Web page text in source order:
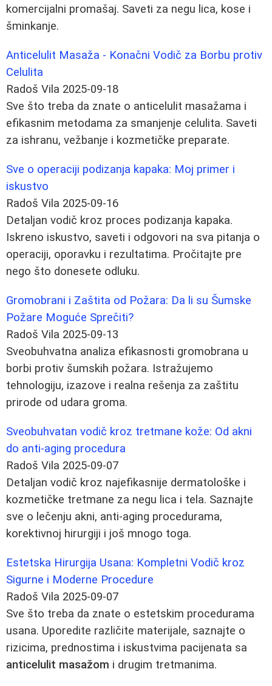
komercijalni promašaj. Saveti za negu lica, kose i
šminkanje.
Anticelulit Masaža - Konačni Vodič za Borbu protiv
Celulita
Radoš Vila 2025-09-18
Sve što treba da znate o anticelulit masažama i
efikasnim metodama za smanjenje celulita. Saveti
za ishranu, vežbanje i kozmetičke preparate.
Sve o operaciji podizanja kapaka: Moj primer i
iskustvo
Radoš Vila 2025-09-16
Detaljan vodič kroz proces podizanja kapaka.
Iskreno iskustvo, saveti i odgovori na sva pitanja o
operaciji, oporavku i rezultatima. Pročitajte pre
nego što donesete odluku.
Gromobrani i Zaštita od Požara: Da li su Šumske
Požare Moguće Sprečiti?
Radoš Vila 2025-09-13
Sveobuhvatna analiza efikasnosti gromobrana u
borbi protiv šumskih požara. Istražujemo
tehnologiju, izazove i realna rešenja za zaštitu
prirode od udara groma.
Sveobuhvatan vodič kroz tretmane kože: Od akni
do anti-aging procedura
Radoš Vila 2025-09-07
Detaljan vodič kroz najefikasnije dermatološke i
kozmetičke tretmane za negu lica i tela. Saznajte
sve o lečenju akni, anti-aging procedurama,
korektivnoj hirurgiji i još mnogo toga.
Estetska Hirurgija Usana: Kompletni Vodič kroz
Sigurne i Moderne Procedure
Radoš Vila 2025-09-07
Sve što treba da znate o estetskim procedurama
usana. Uporedite različite materijale, saznajte o
rizicima, prednostima i iskustvima pacijenata sa
anticelulit masažom i drugim tretmanima.